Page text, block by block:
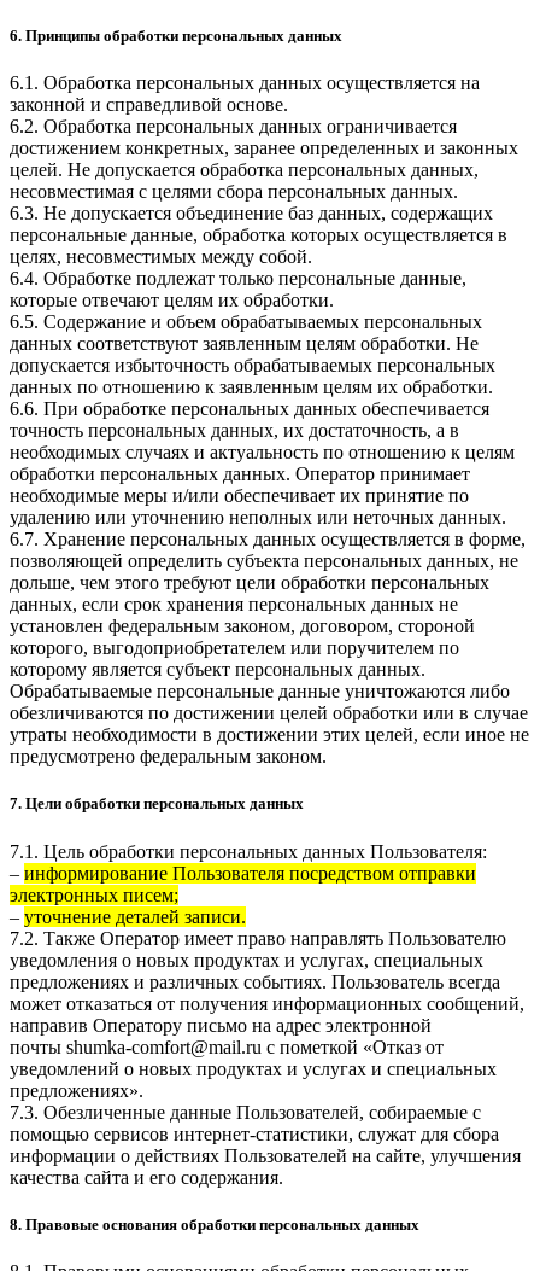
6. Принципы обработки персональных данных
6.1. Обработка персональных данных осуществляется на
законной и справедливой основе.
6.2. Обработка персональных данных ограничивается
достижением конкретных, заранее определенных и законных
целей. Не допускается обработка персональных данных,
несовместимая с целями сбора персональных данных.
6.3. Не допускается объединение баз данных, содержащих
персональные данные, обработка которых осуществляется в
целях, несовместимых между собой.
6.4. Обработке подлежат только персональные данные,
которые отвечают целям их обработки.
6.5. Содержание и объем обрабатываемых персональных
данных соответствуют заявленным целям обработки. Не
допускается избыточность обрабатываемых персональных
данных по отношению к заявленным целям их обработки.
6.6. При обработке персональных данных обеспечивается
точность персональных данных, их достаточность, а в
необходимых случаях и актуальность по отношению к целям
обработки персональных данных. Оператор принимает
необходимые меры и/или обеспечивает их принятие по
удалению или уточнению неполных или неточных данных.
6.7. Хранение персональных данных осуществляется в форме,
позволяющей определить субъекта персональных данных, не
дольше, чем этого требуют цели обработки персональных
данных, если срок хранения персональных данных не
установлен федеральным законом, договором, стороной
которого, выгодоприобретателем или поручителем по
которому является субъект персональных данных.
Обрабатываемые персональные данные уничтожаются либо
обезличиваются по достижении целей обработки или в случае
утраты необходимости в достижении этих целей, если иное не
предусмотрено федеральным законом.
7. Цели обработки персональных данных
7.1. Цель обработки персональных данных Пользователя:
– информирование Пользователя посредством отправки
электронных писем;
– уточнение деталей записи.
7.2. Также Оператор имеет право направлять Пользователю
уведомления о новых продуктах и услугах, специальных
предложениях и различных событиях. Пользователь всегда
может отказаться от получения информационных сообщений,
направив Оператору письмо на адрес электронной
почты shumka-comfort@mail.ru с пометкой «Отказ от
уведомлений о новых продуктах и услугах и специальных
предложениях».
7.3. Обезличенные данные Пользователей, собираемые с
помощью сервисов интернет-статистики, служат для сбора
информации о действиях Пользователей на сайте, улучшения
качества сайта и его содержания.
8. Правовые основания обработки персональных данных